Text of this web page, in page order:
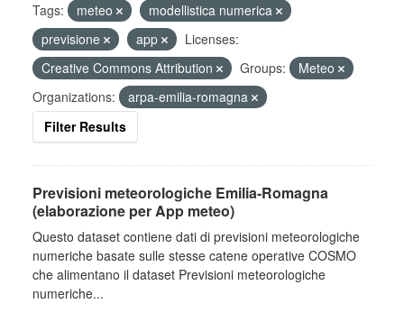
Tags: meteo
modellistica numerica
previsione
app
Licenses:
Creative Commons Attribution
Groups:
Meteo
Organizations:
arpa-emilia-romagna
Filter Results
Previsioni meteorologiche Emilia-Romagna
(elaborazione per App meteo)
Questo dataset contiene dati di previsioni meteorologiche
numeriche basate sulle stesse catene operative COSMO
che alimentano il dataset Previsioni meteorologiche
numeriche...